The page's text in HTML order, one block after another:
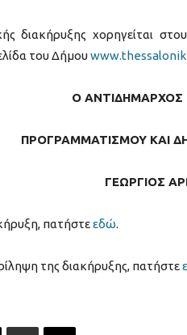
διακήρυξης χορηγείται
του Δήμου
Ο ΑΝΤΙΔΗΜΑΡΧΟΣ
ΠΡΟΓΡΑΜΜΑΤΙΣΜΟΥ ΚΑΙ
ΓΕΩΡΓΙΟΣ
πατήστεεδώ.
της διακήρυξης, πατήστε